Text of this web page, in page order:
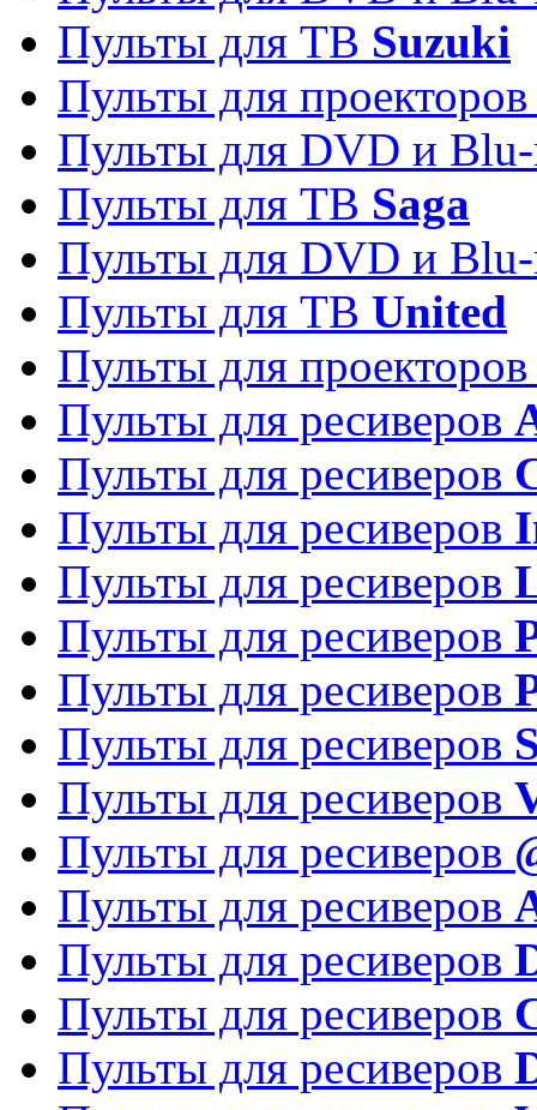
Пульты для ТВ Suzuki
Пульты для
Пульты для DVD и
Пульты для ТВ Saga
Пульты для DVD и
Пульты для ТВ United
Пульты для
Пульты для ресиверов
Пульты для ресиверов
Пульты для ресиверов
Пульты для ресиверов
Пульты для ресиверов
Пульты для ресиверов
Пульты для ресиверов
Пульты для ресиверов
Пульты для ресиверов
Пульты для ресиверов
Пульты для ресиверов
Пульты для ресиверов
Пульты для ресиверов